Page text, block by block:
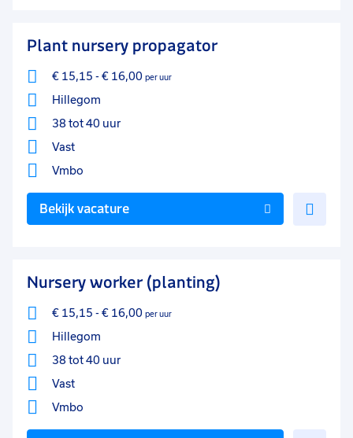
Plant nursery propagator
€ 15,15 - € 16,00 per uur
Hillegom
38 tot 40 uur
Vast
Vmbo
Bekijk vacature
Nursery worker (planting)
€ 15,15 - € 16,00 per uur
Hillegom
38 tot 40 uur
Vast
Vmbo